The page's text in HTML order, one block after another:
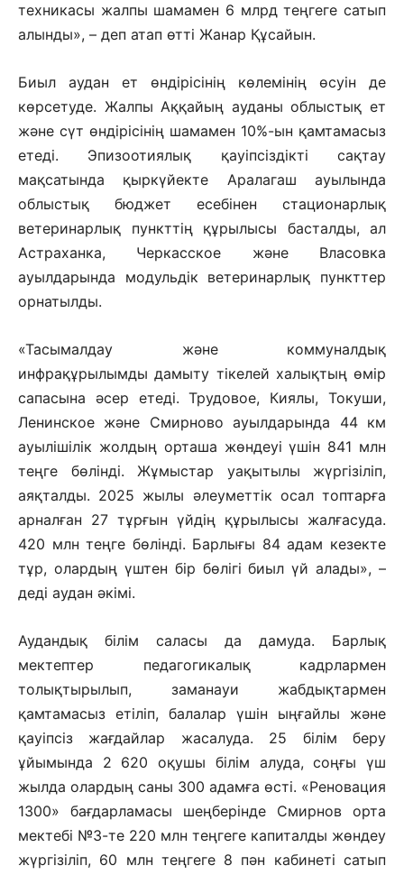
техникасы жалпы шамамен 6 млрд теңгеге сатып
алынды», – деп атап өтті Жанар Құсайын.
Биыл аудан ет өндірісінің көлемінің өсуін де
көрсетуде. Жалпы Аққайың ауданы облыстық ет
және сүт өндірісінің шамамен 10%-ын қамтамасыз
етеді. Эпизоотиялық қауіпсіздікті сақтау
мақсатында қыркүйекте Аралагаш ауылында
облыстық бюджет есебінен стационарлық
ветеринарлық пункттің құрылысы басталды, ал
Астраханка, Черкасское және Власовка
ауылдарында модульдік ветеринарлық пункттер
орнатылды.
«Тасымалдау және коммуналдық
инфрақұрылымды дамыту тікелей халықтың өмір
сапасына әсер етеді. Трудовое, Киялы, Токуши,
Ленинское және Смирново ауылдарында 44 км
ауылішілік жолдың орташа жөндеуі үшін 841 млн
теңге бөлінді. Жұмыстар уақытылы жүргізіліп,
аяқталды. 2025 жылы әлеуметтік осал топтарға
арналған 27 тұрғын үйдің құрылысы жалғасуда.
420 млн теңге бөлінді. Барлығы 84 адам кезекте
тұр, олардың үштен бір бөлігі биыл үй алады», –
деді аудан әкімі.
Аудандық білім саласы да дамуда. Барлық
мектептер педагогикалық кадрлармен
толықтырылып, заманауи жабдықтармен
қамтамасыз етіліп, балалар үшін ыңғайлы және
қауіпсіз жағдайлар жасалуда. 25 білім беру
ұйымында 2 620 оқушы білім алуда, соңғы үш
жылда олардың саны 300 адамға өсті. «Реновация
1300» бағдарламасы шеңберінде Смирнов орта
мектебі №3-те 220 млн теңгеге капиталды жөндеу
жүргізіліп, 60 млн теңгеге 8 пән кабинеті сатып